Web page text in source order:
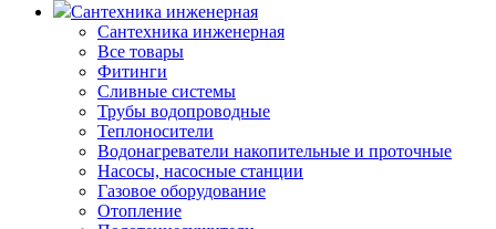
Сантехника инженерная
Сантехника инженерная
Все товары
Фитинги
Сливные системы
Трубы водопроводные
Теплоносители
Водонагреватели накопительные и проточные
Насосы, насосные станции
Газовое оборудование
Отопление